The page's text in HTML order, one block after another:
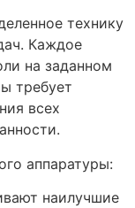
технику
Каждое
на заданном
требует
всех
аппаратуры:
наилучшие